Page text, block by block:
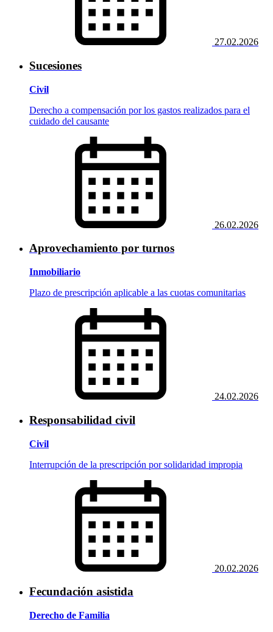
27.02.2026
Sucesiones
Civil
Derecho a compensación por los gastos realizados para el
cuidado del causante
26.02.2026
Aprovechamiento por turnos
Inmobiliario
Plazo de prescripción aplicable a las cuotas comunitarias
24.02.2026
Responsabilidad civil
Civil
Interrupción de la prescripción por solidaridad impropia
20.02.2026
Fecundación asistida
Derecho de Familia